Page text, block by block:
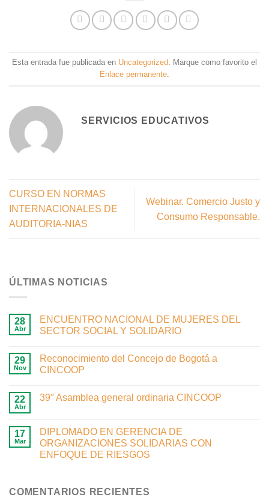
Esta entrada fue publicada en Uncategorized. Marque como favorito el
Enlace permanente.
SERVICIOS EDUCATIVOS
CURSO EN NORMAS
INTERNACIONALES DE
AUDITORIA-NIAS
Webinar. Comercio Justo y
Consumo Responsable.
ÚLTIMAS NOTICIAS
28
Abr
ENCUENTRO NACIONAL DE MUJERES DEL
SECTOR SOCIAL Y SOLIDARIO
29
Nov
Reconocimiento del Concejo de Bogotá a
CINCOOP
22
Abr
39° Asamblea general ordinaria CINCOOP
17
Mar
DIPLOMADO EN GERENCIA DE
ORGANIZACIONES SOLIDARIAS CON
ENFOQUE DE RIESGOS
COMENTARIOS RECIENTES